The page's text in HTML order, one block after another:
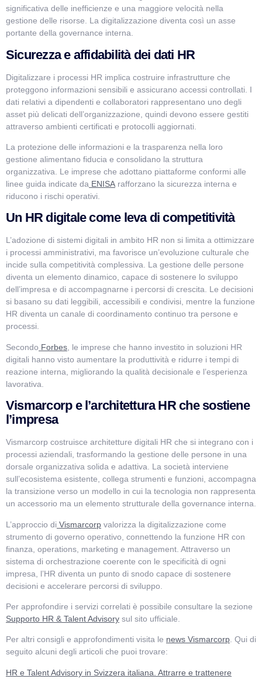
significativa delle inefficienze e una maggiore velocità nella
gestione delle risorse. La digitalizzazione diventa così un asse
portante della governance interna.
Sicurezza e affidabilità dei dati HR
Digitalizzare i processi HR implica costruire infrastrutture che
proteggono informazioni sensibili e assicurano accessi controllati. I
dati relativi a dipendenti e collaboratori rappresentano uno degli
asset più delicati dell’organizzazione, quindi devono essere gestiti
attraverso ambienti certificati e protocolli aggiornati.
La protezione delle informazioni e la trasparenza nella loro
gestione alimentano fiducia e consolidano la struttura
organizzativa. Le imprese che adottano piattaforme conformi alle
linee guida indicate da ENISA rafforzano la sicurezza interna e
riducono i rischi operativi.
Un HR digitale come leva di competitività
L’adozione di sistemi digitali in ambito HR non si limita a ottimizzare
i processi amministrativi, ma favorisce un’evoluzione culturale che
incide sulla competitività complessiva. La gestione delle persone
diventa un elemento dinamico, capace di sostenere lo sviluppo
dell’impresa e di accompagnarne i percorsi di crescita. Le decisioni
si basano su dati leggibili, accessibili e condivisi, mentre la funzione
HR diventa un canale di coordinamento continuo tra persone e
processi.
Secondo Forbes , le imprese che hanno investito in soluzioni HR
digitali hanno visto aumentare la produttività e ridurre i tempi di
reazione interna, migliorando la qualità decisionale e l’esperienza
lavorativa.
Vismarcorp e l’architettura HR che sostiene
l’impresa
Vismarcorp costruisce architetture digitali HR che si integrano con i
processi aziendali, trasformando la gestione delle persone in una
dorsale organizzativa solida e adattiva. La società interviene
sull’ecosistema esistente, collega strumenti e funzioni, accompagna
la transizione verso un modello in cui la tecnologia non rappresenta
un accessorio ma un elemento strutturale della governance interna.
L’approccio di Vismarcorp valorizza la digitalizzazione come
strumento di governo operativo, connettendo la funzione HR con
finanza, operations, marketing e management. Attraverso un
sistema di orchestrazione coerente con le specificità di ogni
impresa, l’HR diventa un punto di snodo capace di sostenere
decisioni e accelerare percorsi di sviluppo.
Per approfondire i servizi correlati è possibile consultare la sezione
Supporto HR & Talent Advisory sul sito ufficiale.
Per altri consigli e approfondimenti visita le news Vismarcorp. Qui di
seguito alcuni degli articoli che puoi trovare:
HR e Talent Advisory in Svizzera italiana. Attrarre e trattenere